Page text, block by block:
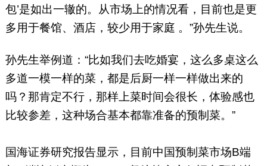
包’是如出一辙的。从市场上的情况看，目前也是更
多用于餐馆、酒店，较少用于家庭 。”孙先生说。
孙先生举例道：“比如我们去吃婚宴，这么多桌这么
多道一模一样的菜，都是后厨一样一样做出来的
吗？那肯定不行，那样上菜时间会很长，体验感也
比较参差，这种场合基本都靠准备的预制菜。”
国海证券研究报告显示，目前中国预制菜市场B端